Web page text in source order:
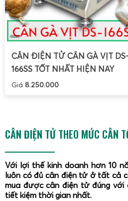
CÂN ĐIỆN TỬ CÂN GÀ VỊT
166SS TỐT NHẤT HIỆN NAY
Giá 8.250.000
CÂN ĐIỆN TỬ THEO MỨC CÂN
Với lợi thế kinh doanh hơn 10
luôn có đủ cân điện tử ở tất cả
mua được cân điện tử đúng với
tiết kiệm thời gian nhất.